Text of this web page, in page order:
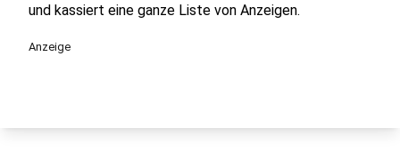
und kassiert eine ganze Liste von Anzeigen.
Anzeige